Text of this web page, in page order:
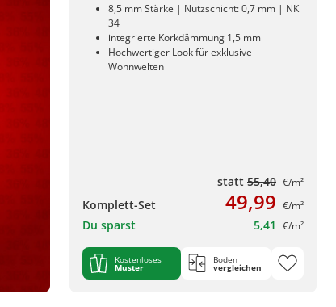
8,5 mm Stärke | Nutzschicht: 0,7 mm | NK
34
integrierte Korkdämmung 1,5 mm
Hochwertiger Look für exklusive
Wohnwelten
statt 55,40 €/m²
Komplett-Set 49,99 €/m²
Du sparst 5,41 €/m²
Kostenloses
Muster
Boden
vergleichen